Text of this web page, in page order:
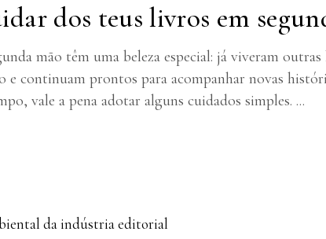
dos teus livros em
mão têm uma beleza especial: já viveram
e continuam prontos para acompanhar novas
vale a pena adotar alguns cuidados simples.